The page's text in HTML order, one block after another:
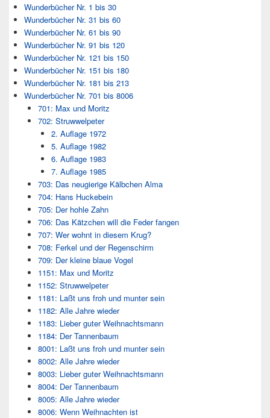
Wunderbücher Nr. 1 bis 30
Wunderbücher Nr. 31 bis 60
Wunderbücher Nr. 61 bis 90
Wunderbücher Nr. 91 bis 120
Wunderbücher Nr. 121 bis 150
Wunderbücher Nr. 151 bis 180
Wunderbücher Nr. 181 bis 213
Wunderbücher Nr. 701 bis 8006
701: Max und Moritz
702: Struwwelpeter
2. Auflage 1972
5. Auflage 1982
6. Auflage 1983
7. Auflage 1985
703: Das neugierige Kälbchen Alma
704: Hans Huckebein
705: Der hohle Zahn
706: Das Kätzchen will die Feder fangen
707: Wer wohnt in diesem Krug?
708: Ferkel und der Regenschirm
709: Der kleine blaue Vogel
1151: Max und Moritz
1152: Struwwelpeter
1181: Laßt uns froh und munter sein
1182: Alle Jahre wieder
1183: Lieber guter Weihnachtsmann
1184: Der Tannenbaum
8001: Laßt uns froh und munter sein
8002: Alle Jahre wieder
8003: Lieber guter Weihnachtsmann
8004: Der Tannenbaum
8005: Alle Jahre wieder
8006: Wenn Weihnachten ist